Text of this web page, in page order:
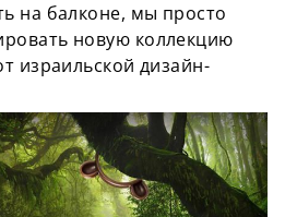
на балконе, мы просто
новую коллекцию
израильской дизайн-